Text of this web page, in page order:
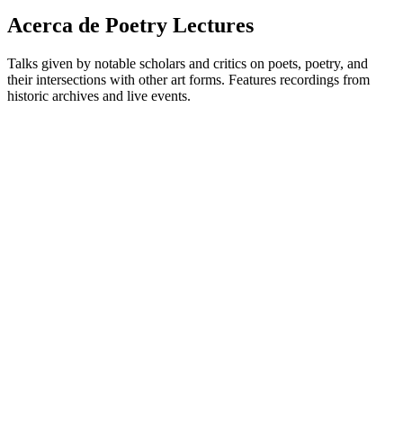
Acerca de Poetry Lectures
Talks given by notable scholars and critics on poets, poetry, and
their intersections with other art forms. Features recordings from
historic archives and live events.